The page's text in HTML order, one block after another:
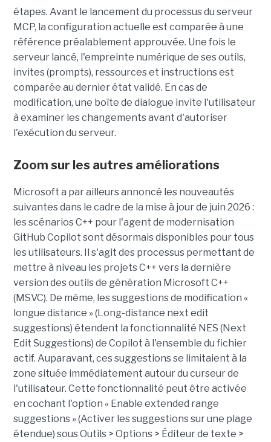
étapes. Avant le lancement du processus du serveur
MCP, la configuration actuelle est comparée à une
référence préalablement approuvée. Une fois le
serveur lancé, l'empreinte numérique de ses outils,
invites (prompts), ressources et instructions est
comparée au dernier état validé. En cas de
modification, une boîte de dialogue invite l'utilisateur
à examiner les changements avant d'autoriser
l'exécution du serveur.
Zoom sur les autres améliorations
Microsoft a par ailleurs annoncé les nouveautés
suivantes dans le cadre de la mise à jour de juin 2026 :
les scénarios C++ pour l'agent de modernisation
GitHub Copilot sont désormais disponibles pour tous
les utilisateurs. Il s'agit des processus permettant de
mettre à niveau les projets C++ vers la dernière
version des outils de génération Microsoft C++
(MSVC). De même, les suggestions de modification «
longue distance » (Long-distance next edit
suggestions) étendent la fonctionnalité NES (Next
Edit Suggestions) de Copilot à l'ensemble du fichier
actif. Auparavant, ces suggestions se limitaient à la
zone située immédiatement autour du curseur de
l'utilisateur. Cette fonctionnalité peut être activée
en cochant l'option « Enable extended range
suggestions » (Activer les suggestions sur une plage
étendue) sous Outils > Options > Éditeur de texte >